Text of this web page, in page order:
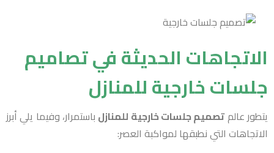
الاتجاهات الحديثة في تصاميم
جلسات خارجية للمنازل
يتطور عالمتصميم جلسات خارجية للمنازل باستمرار، وفيما يلي أبرز
الاتجاهات التي نطبقها لمواكبة العصر: